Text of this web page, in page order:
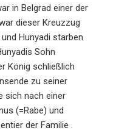
in Belgrad einer der
dieser Kreuzzug
Hunyadi starben
Sohn
König schließlich
zu seiner
sich nach einer
(=Rabe) und
der Familie .